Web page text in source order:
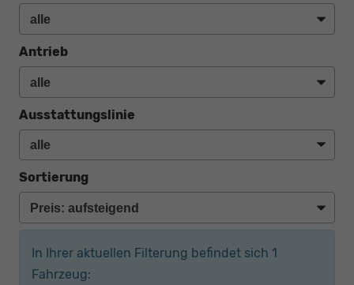
Antrieb
Ausstattungslinie
Sortierung
In Ihrer aktuellen Filterung befindet sich 1
Fahrzeug: